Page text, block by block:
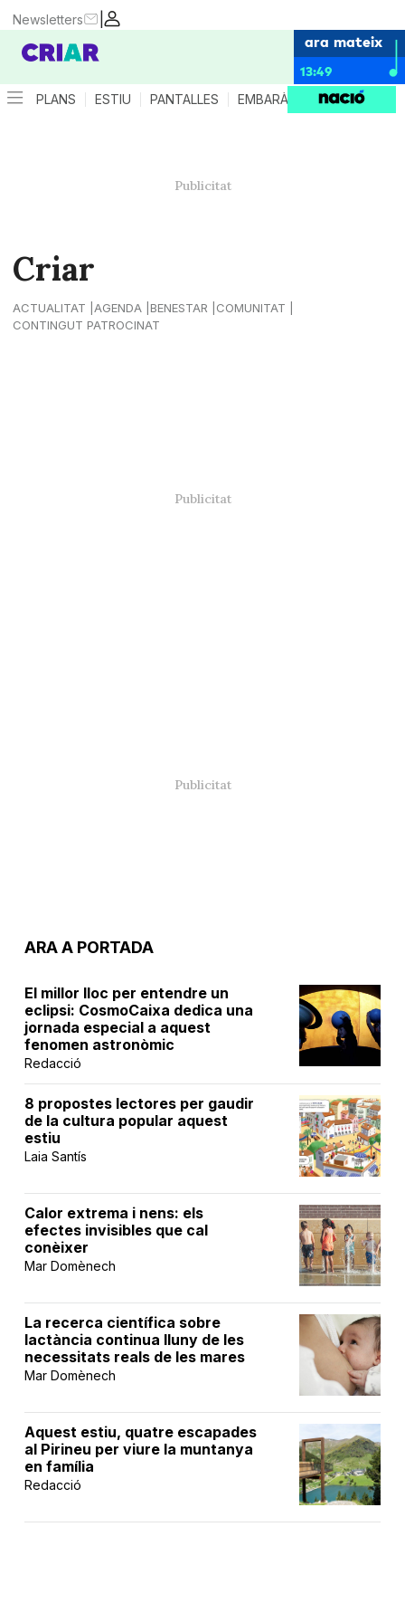
|
Newsletters
ara mateix
13:49
PLANS ESTIU PANTALLES EMBARÀS CRIANÇA
Criar
ACTUALITAT AGENDA BENESTAR
COMUNITAT
CONTINGUT PATROCINAT
ARA A PORTADA
El millor lloc per entendre un
eclipsi: CosmoCaixa dedica una
jornada especial a aquest
fenomen astronòmic
Redacció
8 propostes lectores per gaudir
de la cultura popular aquest
estiu
Laia Santís
Calor extrema i nens: els
efectes invisibles que cal
conèixer
Mar Domènech
La recerca científica sobre
lactància continua lluny de les
necessitats reals de les mares
Mar Domènech
Aquest estiu, quatre escapades
al Pirineu per viure la muntanya
en família
Redacció